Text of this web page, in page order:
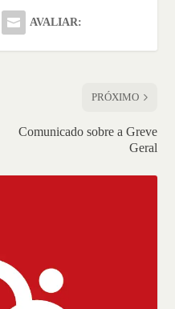
AVALIAR:
PRÓXIMO
Comunicado sobre a Greve
Geral